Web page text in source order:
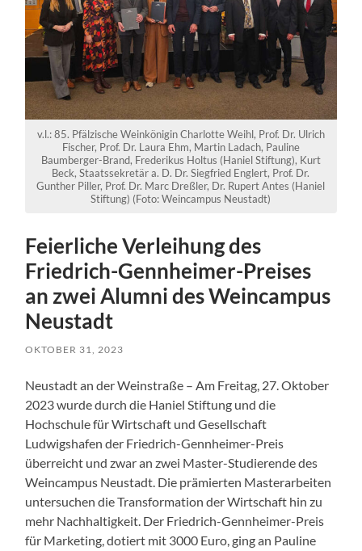
v.l.: 85. Pfälzische Weinkönigin Charlotte Weihl, Prof. Dr. Ulrich
Fischer, Prof. Dr. Laura Ehm, Martin Ladach, Pauline
Baumberger-Brand, Frederikus Holtus (Haniel Stiftung), Kurt
Beck, Staatssekretär a. D. Dr. Siegfried Englert, Prof. Dr.
Gunther Piller, Prof. Dr. Marc Dreßler, Dr. Rupert Antes (Haniel
Stiftung) (Foto: Weincampus Neustadt)
Feierliche Verleihung des
Friedrich-Gennheimer-Preises
an zwei Alumni des Weincampus
Neustadt
OKTOBER 31, 2023
Neustadt an der Weinstraße – Am Freitag, 27. Oktober
2023 wurde durch die Haniel Stiftung und die
Hochschule für Wirtschaft und Gesellschaft
Ludwigshafen der Friedrich-Gennheimer-Preis
überreicht und zwar an zwei Master-Studierende des
Weincampus Neustadt. Die prämierten Masterarbeiten
untersuchen die Transformation der Wirtschaft hin zu
mehr Nachhaltigkeit. Der Friedrich-Gennheimer-Preis
für Marketing, dotiert mit 3000 Euro, ging an Pauline